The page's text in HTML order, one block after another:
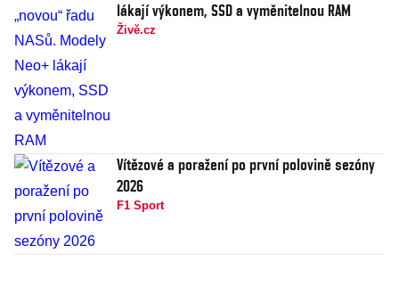
lákají výkonem, SSD a vyměnitelnou RAM
Živě.cz
Vítězové a poražení po první polovině sezóny
2026
F1 Sport